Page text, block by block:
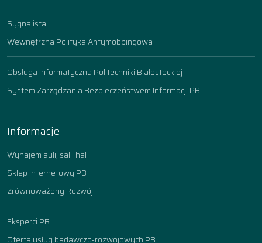
Sygnalista
Wewnętrzna Polityka Antymobbingowa
Obsługa informatyczna Politechniki Białostockiej
System Zarządzania Bezpieczeństwem Informacji PB
Informacje
Wynajem auli, sal i hal
Sklep internetowy PB
Zrównoważony Rozwój
Eksperci PB
Oferta usług badawczo-rozwojowych PB